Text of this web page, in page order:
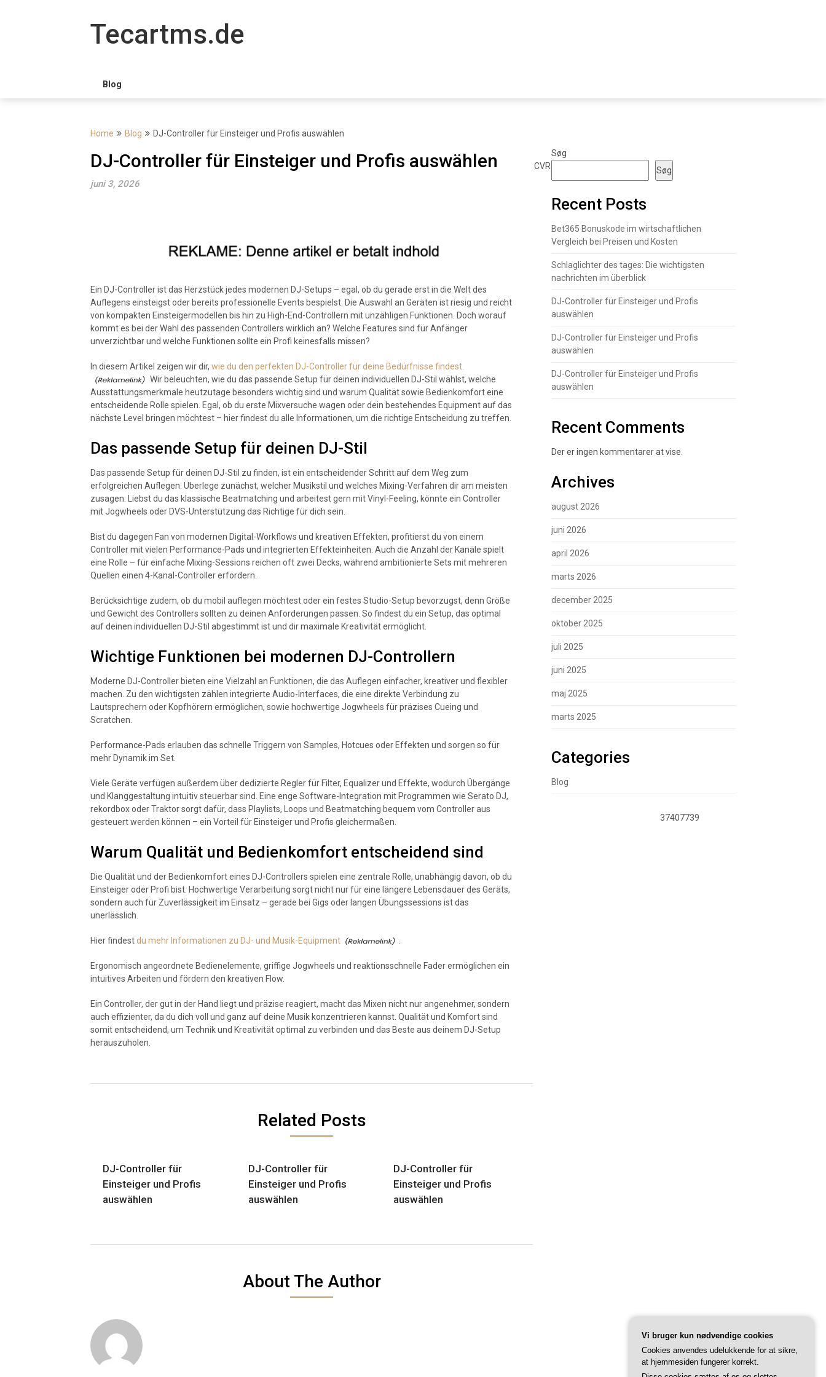
Tecartms.de
Blog
Home Blog DJ-Controller für Einsteiger und Profis auswählen
DJ-Controller für Einsteiger und Profis auswählen
juni 3, 2026
Ein DJ-Controller ist das Herzstück jedes modernen DJ-Setups – egal, ob du gerade erst in die Welt des
Auflegens einsteigst oder bereits professionelle Events bespielst. Die Auswahl an Geräten ist riesig und reicht
von kompakten Einsteigermodellen bis hin zu High-End-Controllern mit unzähligen Funktionen. Doch worauf
kommt es bei der Wahl des passenden Controllers wirklich an? Welche Features sind für Anfänger
unverzichtbar und welche Funktionen sollte ein Profi keinesfalls missen?
In diesem Artikel zeigen wir dir, wie du den perfekten DJ-Controller für deine Bedürfnisse findest.
Wir beleuchten, wie du das passende Setup für deinen individuellen DJ-Stil wählst, welche
Ausstattungsmerkmale heutzutage besonders wichtig sind und warum Qualität sowie Bedienkomfort eine
entscheidende Rolle spielen. Egal, ob du erste Mixversuche wagen oder dein bestehendes Equipment auf das
nächste Level bringen möchtest – hier findest du alle Informationen, um die richtige Entscheidung zu treffen.
Das passende Setup für deinen DJ-Stil
Das passende Setup für deinen DJ-Stil zu finden, ist ein entscheidender Schritt auf dem Weg zum
erfolgreichen Auflegen. Überlege zunächst, welcher Musikstil und welches Mixing-Verfahren dir am meisten
zusagen: Liebst du das klassische Beatmatching und arbeitest gern mit Vinyl-Feeling, könnte ein Controller
mit Jogwheels oder DVS-Unterstützung das Richtige für dich sein.
Bist du dagegen Fan von modernen Digital-Workflows und kreativen Effekten, profitierst du von einem
Controller mit vielen Performance-Pads und integrierten Effekteinheiten. Auch die Anzahl der Kanäle spielt
eine Rolle – für einfache Mixing-Sessions reichen oft zwei Decks, während ambitionierte Sets mit mehreren
Quellen einen 4-Kanal-Controller erfordern.
Berücksichtige zudem, ob du mobil auflegen möchtest oder ein festes Studio-Setup bevorzugst, denn Größe
und Gewicht des Controllers sollten zu deinen Anforderungen passen. So findest du ein Setup, das optimal
auf deinen individuellen DJ-Stil abgestimmt ist und dir maximale Kreativität ermöglicht.
Wichtige Funktionen bei modernen DJ-Controllern
Moderne DJ-Controller bieten eine Vielzahl an Funktionen, die das Auflegen einfacher, kreativer und flexibler
machen. Zu den wichtigsten zählen integrierte Audio-Interfaces, die eine direkte Verbindung zu
Lautsprechern oder Kopfhörern ermöglichen, sowie hochwertige Jogwheels für präzises Cueing und
Scratchen.
Performance-Pads erlauben das schnelle Triggern von Samples, Hotcues oder Effekten und sorgen so für
mehr Dynamik im Set.
Viele Geräte verfügen außerdem über dedizierte Regler für Filter, Equalizer und Effekte, wodurch Übergänge
und Klanggestaltung intuitiv steuerbar sind. Eine enge Software-Integration mit Programmen wie Serato DJ,
rekordbox oder Traktor sorgt dafür, dass Playlists, Loops und Beatmatching bequem vom Controller aus
gesteuert werden können – ein Vorteil für Einsteiger und Profis gleichermaßen.
Warum Qualität und Bedienkomfort entscheidend sind
Die Qualität und der Bedienkomfort eines DJ-Controllers spielen eine zentrale Rolle, unabhängig davon, ob du
Einsteiger oder Profi bist. Hochwertige Verarbeitung sorgt nicht nur für eine längere Lebensdauer des Geräts,
sondern auch für Zuverlässigkeit im Einsatz – gerade bei Gigs oder langen Übungssessions ist das
unerlässlich.
Hier findestdu mehr Informationen zu DJ- und Musik-Equipment
Ergonomisch angeordnete Bedienelemente, griffige Jogwheels und reaktionsschnelle Fader ermöglichen ein
intuitives Arbeiten und fördern den kreativen Flow.
Ein Controller, der gut in der Hand liegt und präzise reagiert, macht das Mixen nicht nur angenehmer, sondern
auch effizienter, da du dich voll und ganz auf deine Musik konzentrieren kannst. Qualität und Komfort sind
somit entscheidend, um Technik und Kreativität optimal zu verbinden und das Beste aus deinem DJ-Setup
herauszuholen.
Related Posts
DJ-Controller für
Einsteiger und Profis
auswählen
DJ-Controller für
Einsteiger und Profis
auswählen
DJ-Controller für
Einsteiger und Profis
auswählen
About The Author
Søg
Søg
Recent Posts
Bet365 Bonuskode im wirtschaftlichen
Vergleich bei Preisen und Kosten
Schlaglichter des tages: Die wichtigsten
nachrichten im überblick
DJ-Controller für Einsteiger und Profis
auswählen
DJ-Controller für Einsteiger und Profis
auswählen
DJ-Controller für Einsteiger und Profis
auswählen
Recent Comments
Der er ingen kommentarer at vise.
Archives
august 2026
juni 2026
april 2026
marts 2026
december 2025
oktober 2025
juli 2025
juni 2025
maj 2025
marts 2025
Categories
Blog
CVR
37407739
Vi bruger kun nødvendige cookies
Cookies anvendes udelukkende for at sikre,
at hjemmesiden fungerer korrekt.